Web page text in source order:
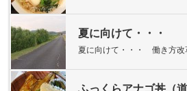
夏に向けて・・・
夏に向けて・・・ 働き方